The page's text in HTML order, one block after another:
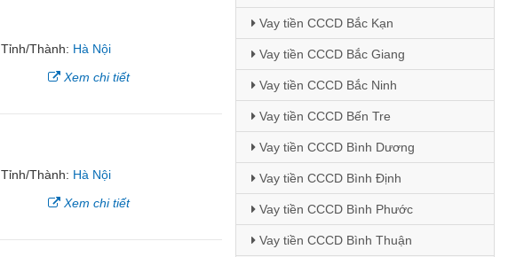
Tỉnh/Thành: Hà Nội
Xem chi tiết
Tỉnh/Thành: Hà Nội
Xem chi tiết
Vay tiền CCCD Bắc Kạn
Vay tiền CCCD Bắc Giang
Vay tiền CCCD Bắc Ninh
Vay tiền CCCD Bến Tre
Vay tiền CCCD Bình Dương
Vay tiền CCCD Bình Định
Vay tiền CCCD Bình Phước
Vay tiền CCCD Bình Thuận